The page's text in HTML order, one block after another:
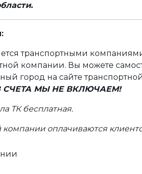
транспортными
компании. Вы можете
город на сайте
СЧЕТА МЫ НЕ ВКЛЮЧАЕМ!
ТК бесплатная.
компании оплачиваются